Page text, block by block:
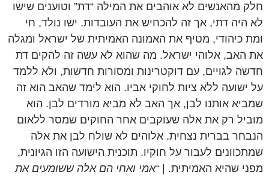
חלק מהאנשים לא אוהבים את המילה “דת” וטוענים שישו
לא היה דתי, אך זה להכחיש את העובדות. ישו נולד, חי
ומת כיהודי, מטיף את האמונה האמיתית של ישראל ומגלה
את האב, אלוהי ישראל. מה שהוא לא עשה זה להקים דת
חדשה לגויים, עם דוקטרינות ומסורות חדשות, ולא ללמד
על ישועה ללא ציות לחוקי אביו. הוא לימד שהאב הוא זה
שמביא אותנו לבן, אך האב לא מביא מורדים לבן. הוא
מוביל רק את אלה שעוקבים אחר החוקים שמסר ללאום
הנבחר בברית נצחית. אלוהים לא שולח לבן את אלה
שמתכוונים לעבור על חוקיו. תוכנית הישועה הזו הגיונית,
מפני שהיא האמיתית. |“אמי ואחי הם אלה ששומעים את